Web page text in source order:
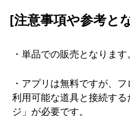
[注意事項や参考と
・単品での販売となります。
・アプリは無料ですが、
利用可能な道具と接続す
ジ」が必要です。